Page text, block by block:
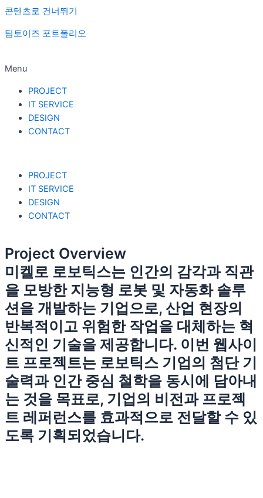
콘텐츠로 건너뛰기
팀토이즈 포트폴리오
Menu
PROJECT
IT SERVICE
DESIGN
CONTACT
PROJECT
IT SERVICE
DESIGN
CONTACT
Project Overview
미켈로 로보틱스는 인간의 감각과 직관
을 모방한 지능형 로봇 및 자동화 솔루
션을 개발하는 기업으로, 산업 현장의
반복적이고 위험한 작업을 대체하는 혁
신적인 기술을 제공합니다. 이번 웹사이
트 프로젝트는 로보틱스 기업의 첨단 기
술력과 인간 중심 철학을 동시에 담아내
는 것을 목표로, 기업의 비전과 프로젝
트 레퍼런스를 효과적으로 전달할 수 있
도록 기획되었습니다.